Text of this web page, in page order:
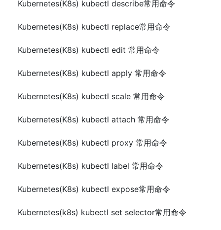
Kubernetes(K8s) kubectl describe常用命令
Kubernetes(K8s) kubectl replace常用命令
Kubernetes(K8s) kubectl edit 常用命令
Kubernetes(K8s) kubectl apply 常用命令
Kubernetes(K8s) kubectl scale 常用命令
Kubernetes(K8s) kubectl attach 常用命令
Kubernetes(K8s) kubectl proxy 常用命令
Kubernetes(K8s) kubectl label 常用命令
Kubernetes(K8s) kubectl expose常用命令
Kubernetes(k8s) kubectl set selector常用命令